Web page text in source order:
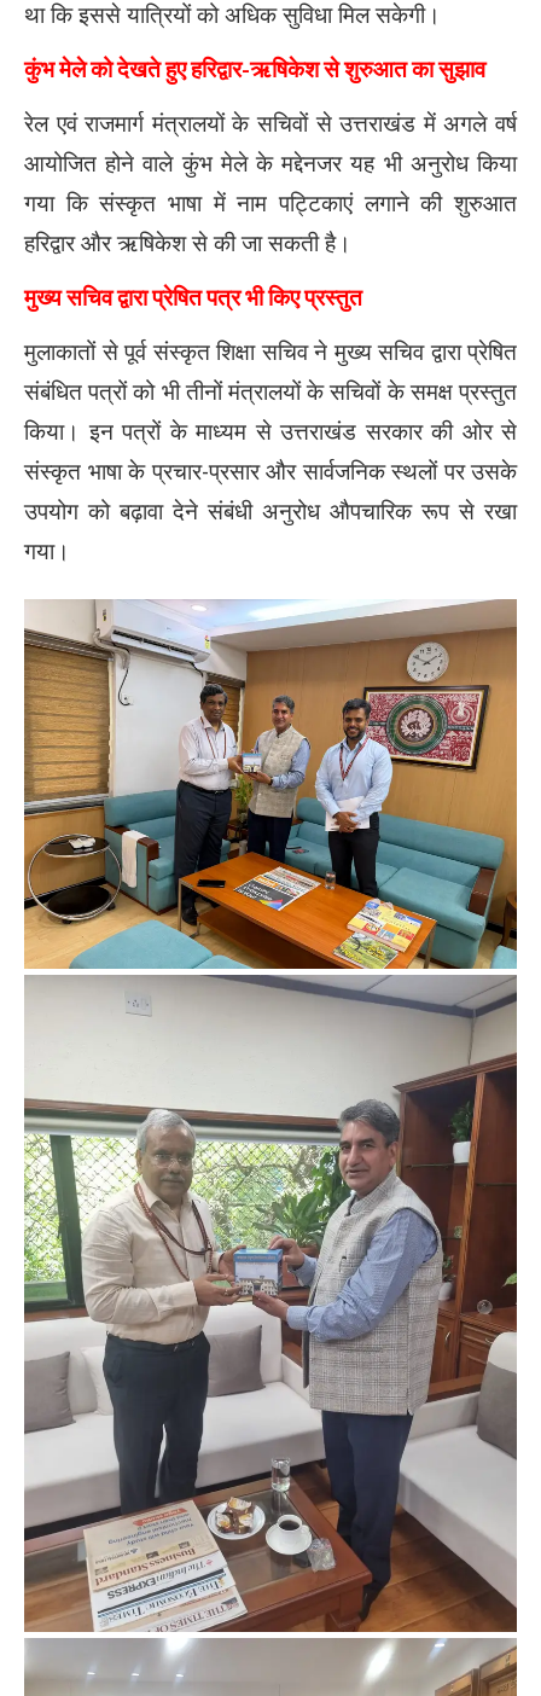
था कि इससे यात्रियों को अधिक सुविधा मिल सकेगी।
कुंभ मेले को देखते हुए हरिद्वार-ऋषिकेश से शुरुआत का सुझाव
रेल एवं राजमार्ग मंत्रालयों के सचिवों से उत्तराखंड में अगले वर्ष
आयोजित होने वालेकुंभ मेलेके मद्देनजर यह भी अनुरोध किया
गया कि संस्कृत भाषा में नाम पट्टिकाएं लगाने की शुरुआत
हरिद्वार और ऋषिकेशसे की जा सकती है।
मुख्य सचिव द्वारा प्रेषित पत्र भी किए प्रस्तुत
मुलाकातों से पूर्व संस्कृत शिक्षा सचिव ने मुख्य सचिव द्वारा प्रेषित
संबंधित पत्रों को भी तीनों मंत्रालयों के सचिवों के समक्ष प्रस्तुत
किया। इन पत्रों के माध्यम से उत्तराखंड सरकार की ओर से
संस्कृत भाषा के प्रचार-प्रसार और सार्वजनिक स्थलों पर उसके
उपयोग को बढ़ावा देने संबंधी अनुरोध औपचारिक रूप से रखा
गया।